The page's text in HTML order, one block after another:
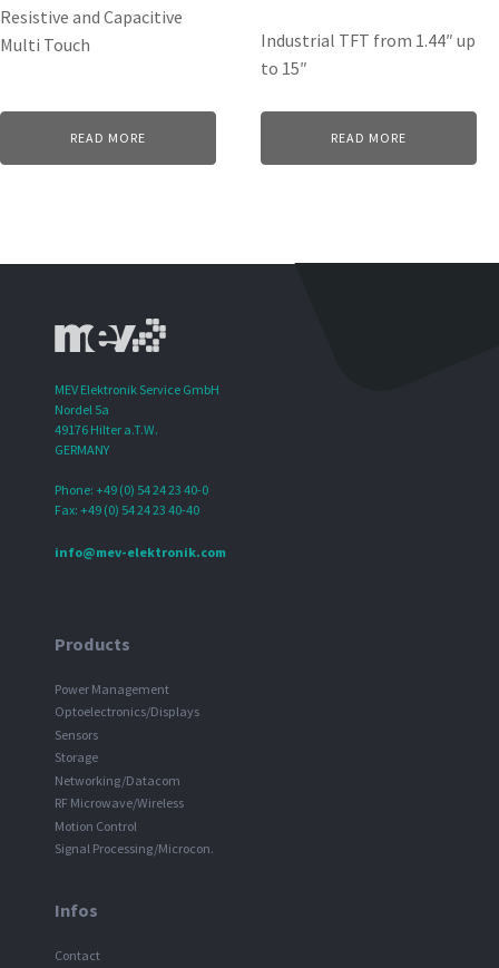
Resistive and Capacitive
Multi Touch
READ MORE
Industrial TFT from 1.44″ up
to 15″
READ MORE
MEV Elektronik Service GmbH
Nordel 5a
49176 Hilter a.T.W.
GERMANY
Phone: +49 (0) 54 24 23 40-0
Fax: +49 (0) 54 24 23 40-40
info@mev-elektronik.com
Products
Power Management
Optoelectronics/Displays
Sensors
Storage
Networking/Datacom
RF Microwave/Wireless
Motion Control
Signal Processing/Microcon.
Infos
Contact